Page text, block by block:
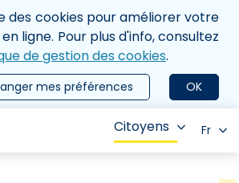
cookies
des cookies pour améliorer votre
ligne. Pour plus d'info, consultez
de gestion des cookies.
OK
mes préférences
Citoyens Fr